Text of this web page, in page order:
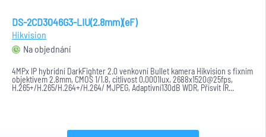
DS-2CD3046G3-LIU(2.8mm)(eF)
Hikvision
Na objednání
4MPx IP hybridní DarkFighter 2.0 venkovní Bullet kamera Hikvision s fixním
objektivem 2.8mm, CMOS 1/1.8, citlivost 0,0001lux, 2688x1520@25fps,
H.265+/H.265/H.264+/H.264/ MJPEG, Adaptivní130dB WDR, Přísvit IR...